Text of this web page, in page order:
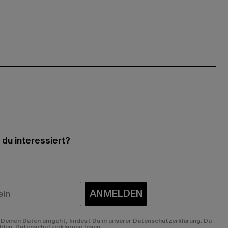
interessiert?
ANMELDEN
Daten umgeht, findest Du in unserer Datenschutzerklärung. Du